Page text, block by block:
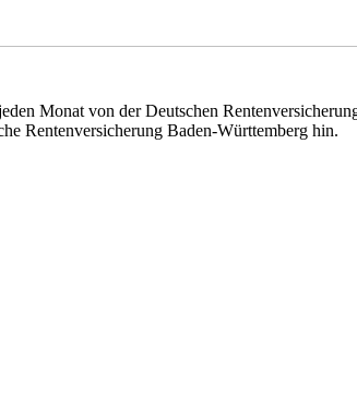
Monat von der Deutschen
Rentenversicherung Baden-Württemberg hin.